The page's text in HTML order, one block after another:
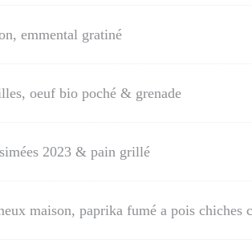
emmental gratiné
oeuf bio poché & grenade
2023 & pain grillé
maison, paprika fumé a pois chiches